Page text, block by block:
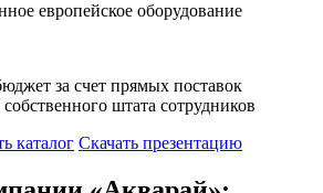
европейское оборудование
за счет прямых поставок
штата сотрудников
каталог Скачать презентацию